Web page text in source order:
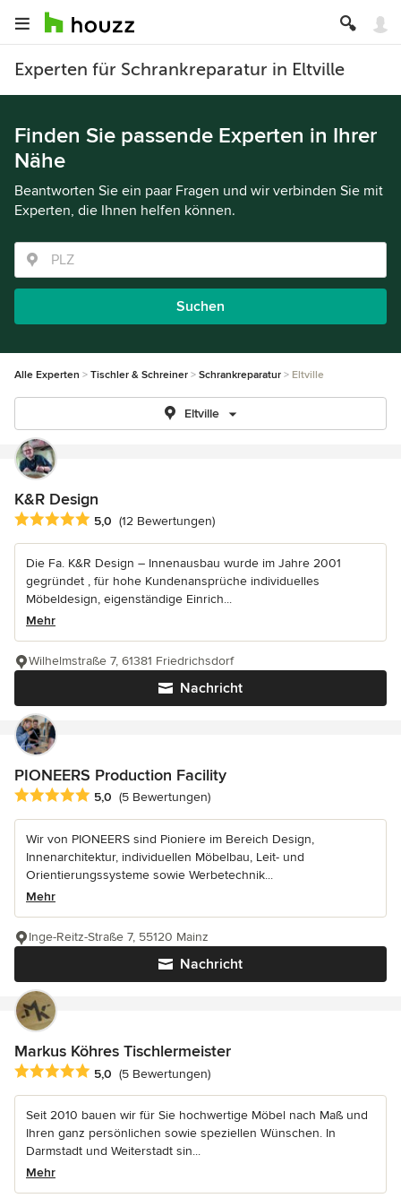
Experten für Schrankreparatur in Eltville
Finden Sie passende Experten in Ihrer
Nähe
Beantworten Sie ein paar Fragen und wir verbinden Sie mit
Experten, die Ihnen helfen können.
Suchen
Alle Experten Tischler & Schreiner Schrankreparatur Eltville
Eltville
K&R Design
Durchschnittliche Bewertung: 5 von 5 Sternen
5,0 (12 Bewertungen)
Die Fa. K&R Design – Innenausbau wurde im Jahre 2001
gegründet , für hohe Kundenansprüche individuelles
Möbeldesign, eigenständige Einrich...
Mehr
Nachricht
Wilhelmstraße 7, 61381 Friedrichsdorf
PIONEERS Production Facility
Durchschnittliche Bewertung: 5 von 5 Sternen
5,0 (5 Bewertungen)
Wir von PIONEERS sind Pioniere im Bereich Design,
Innenarchitektur, individuellen Möbelbau, Leit- und
Orientierungssysteme sowie Werbetechnik...
Mehr
Nachricht
Inge-Reitz-Straße 7, 55120 Mainz
Markus Köhres Tischlermeister
Durchschnittliche Bewertung: 5 von 5 Sternen
5,0 (5 Bewertungen)
Seit 2010 bauen wir für Sie hochwertige Möbel nach Maß und
Ihren ganz persönlichen sowie speziellen Wünschen. In
Darmstadt und Weiterstadt sin...
Mehr